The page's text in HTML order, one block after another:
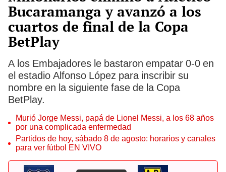
Bucaramanga y avanzó a los
cuartos de final de la Copa
BetPlay
A los Embajadores le bastaron empatar 0-0 en
el estadio Alfonso López para inscribir su
nombre en la siguiente fase de la Copa
BetPlay.
Murió Jorge Messi, papá de Lionel Messi, a los 68 años
por una complicada enfermedad
Partidos de hoy, sábado 8 de agosto: horarios y canales
para ver fútbol EN VIVO